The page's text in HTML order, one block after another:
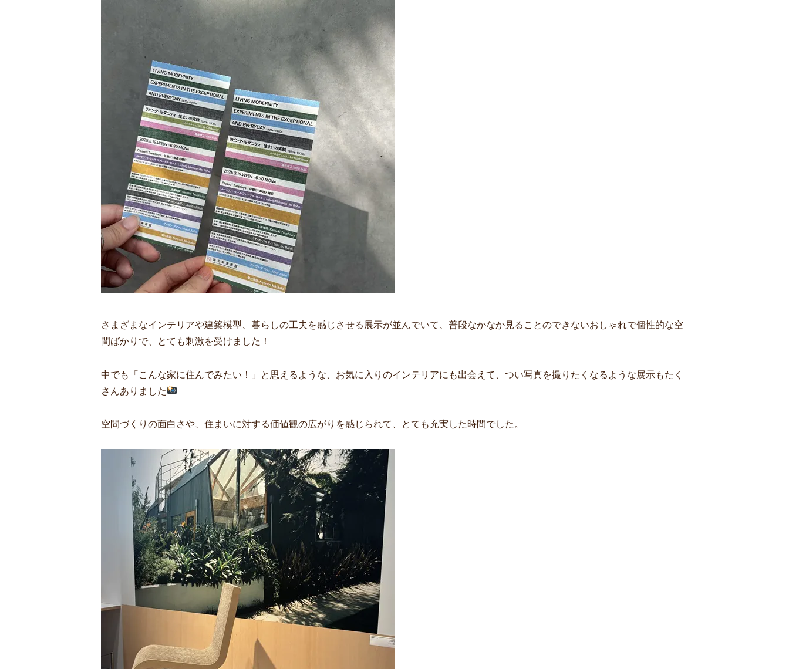
さまざまなインテリアや建築模型、暮らしの工夫を感じさせる展示が並んでいて、普段なかなか見ることのできないおしゃれで個性的な空
間ばかりで、とても刺激を受けました！
中でも「こんな家に住んでみたい！」と思えるような、お気に入りのインテリアにも出会えて、つい写真を撮りたくなるような展示もたく
さんありました
空間づくりの面白さや、住まいに対する価値観の広がりを感じられて、とても充実した時間でした。